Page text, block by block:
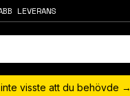
LEVERANS
visste att du behövde →